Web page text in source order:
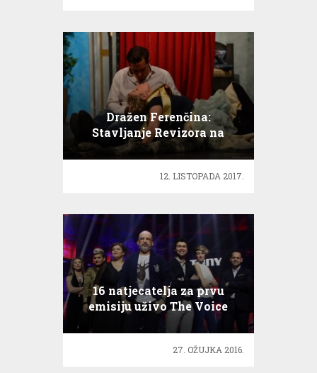
Dražen Ferenčina:
Stavljanje Revizora na
repertoar Komedije je
odličan potez
12. LISTOPADA 2017.
16 natjecatelja za prvu
emisiju uživo The Voice
27. OŽUJKA 2016.